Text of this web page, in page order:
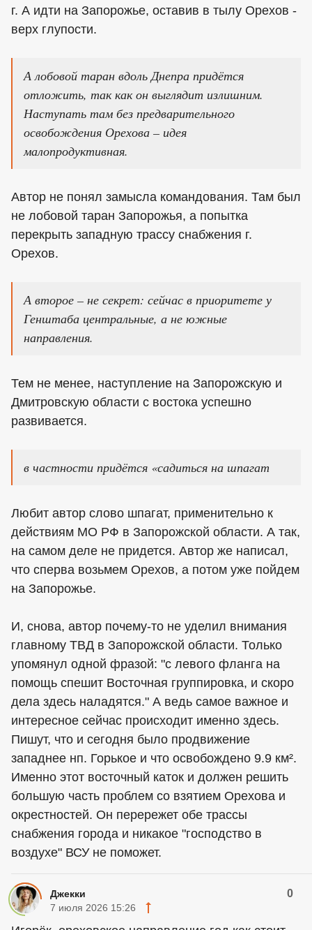
г. А идти на Запорожье, оставив в тылу Орехов -
верх глупости.
А лобовой таран вдоль Днепра придётся
отложить, так как он выглядит излишним.
Наступать там без предварительного
освобождения Орехова – идея
малопродуктивная.
Автор не понял замысла командования. Там был
не лобовой таран Запорожья, а попытка
перекрыть западную трассу снабжения г.
Орехов.
А второе – не секрет: сейчас в приоритете у
Генштаба центральные, а не южные
направления.
Тем не менее, наступление на Запорожскую и
Дмитровскую области с востока успешно
развивается.
в частности придётся «садиться на шпагат
Любит автор слово шпагат, применительно к
действиям МО РФ в Запорожской области. А так,
на самом деле не придется. Автор же написал,
что сперва возьмем Орехов, а потом уже пойдем
на Запорожье.
И, снова, автор почему-то не уделил внимания
главному ТВД в Запорожской области. Только
упомянул одной фразой: "с левого фланга на
помощь спешит Восточная группировка, и скоро
дела здесь наладятся." А ведь самое важное и
интересное сейчас происходит именно здесь.
Пишут, что и сегодня было продвижение
западнее нп. Горькое и что освобождено 9.9 км².
Именно этот восточный каток и должен решить
большую часть проблем со взятием Орехова и
окрестностей. Он перережет обе трассы
снабжения города и никакое "господство в
воздухе" ВСУ не поможет.
Джекки 0
7 июля 2026 15:26